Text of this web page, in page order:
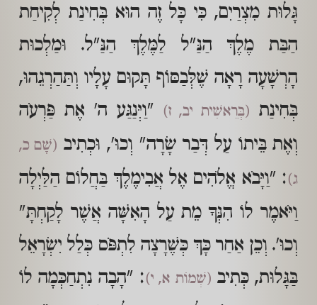
גָּלוּת מִצְרַיִם, כִּי כָּל זֶה הוּא בְּחִינַת לְקִיחַת
הַבַּת מֶלֶךְ הַנַּ"ל לַמֶּלֶךְ הַנַּ"ל. וּמַלְכוּת
הָרְשָׁעָה רָאָה שֶׁלְּבַסּוֹף תָּקוּם עָלָיו וְתַּהַרְגֵהוּ,
בְּחִינַת (בְּרֵאשִׁית יב, ז) "וַיְּנַגַּע ה' אֶת פַּרְעֹה
וְאֶת בֵּיתוֹ עַל דְּבַר שָׂרָה" וְכוּ', וּכְתִיב (שָׁם כ,
ג): "וַיָּבֹא אֱלֹהִים אֶל אֲבִימֶלֶךְ בַּחֲלוֹם הַלַּיְלָה
וַיֹּאמֶר לוֹ הִנְּךָ מֵת עַל הָאִשָּׁה אֲשֶׁר לָקַחְתָּ"
וְכוּ'. וְכֵן אַחַר כָּךְ כְּשֶׁרָצָה לִתְפֹּס כְּלַל יִשְׂרָאֵל
בַּגָּלוּת, כְּתִיב (שְׁמוֹת א, י): "הָבָה נִתְחַכְּמָה לוֹ